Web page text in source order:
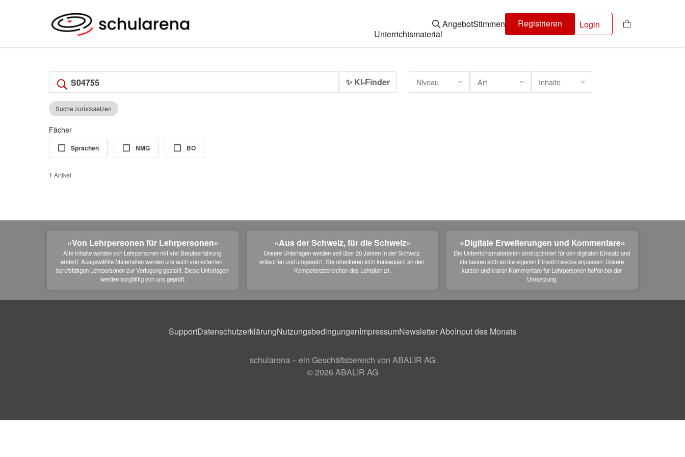
Unterrichtsmaterial
AngebotStimmen Registrieren Login
✨ KI-Finder Niveau Art Inhalte
Suche zurücksetzen
Fächer
Sprachen NMG BO
1 Artikel
«Von Lehrpersonen für Lehrpersonen»
Alle Inhalte werden von Lehrpersonen mit viel Berufserfahrung
erstellt. Ausgewählte Materialien werden uns auch von externen,
berufstätigen Lehrpersonen zur Verfügung gestellt. Diese Unterlagen
werden sorgfältig von uns geprüft.
«Aus der Schweiz, für die Schweiz»
Unsere Unterlagen werden seit über 20 Jahren in der Schweiz
entworfen und umgesetzt. Sie orientieren sich konsequent an den
Kompetenzbereichen des Lehrplan 21.
«Digitale Erweiterungen und Kommentare»
Die Unterrichtsmaterialien sind optimiert für den digitalen Einsatz und
sie lassen sich an die eigenen Einsatzzwecke anpassen. Unsere
kurzen und klaren Kommentare für Lehrpersonen helfen bei der
Umsetzung.
SupportDatenschutzerklärungNutzungsbedingungenImpressumNewsletter AboInput des Monats
schularena – ein Geschäftsbereich von ABALIR AG
© 2026 ABALIR AG